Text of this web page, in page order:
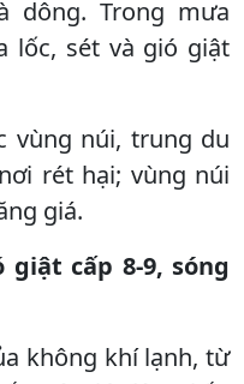
dông. Trong mưa
lốc, sét và gió giật
vùng núi, trung du
rét hại; vùng núi
giá.
cấp 8-9, sóng
không khí lạnh, từ